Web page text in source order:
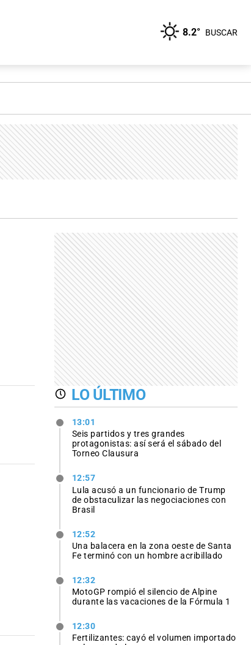
8.2° BUSCAR
LO ÚLTIMO
13:01
Seis partidos y tres grandes
protagonistas: así será el sábado del
Torneo Clausura
12:57
Lula acusó a un funcionario de Trump
de obstaculizar las negociaciones con
Brasil
12:52
Una balacera en la zona oeste de Santa
Fe terminó con un hombre acribillado
12:32
MotoGP rompió el silencio de Alpine
durante las vacaciones de la Fórmula 1
12:30
Fertilizantes: cayó el volumen importado